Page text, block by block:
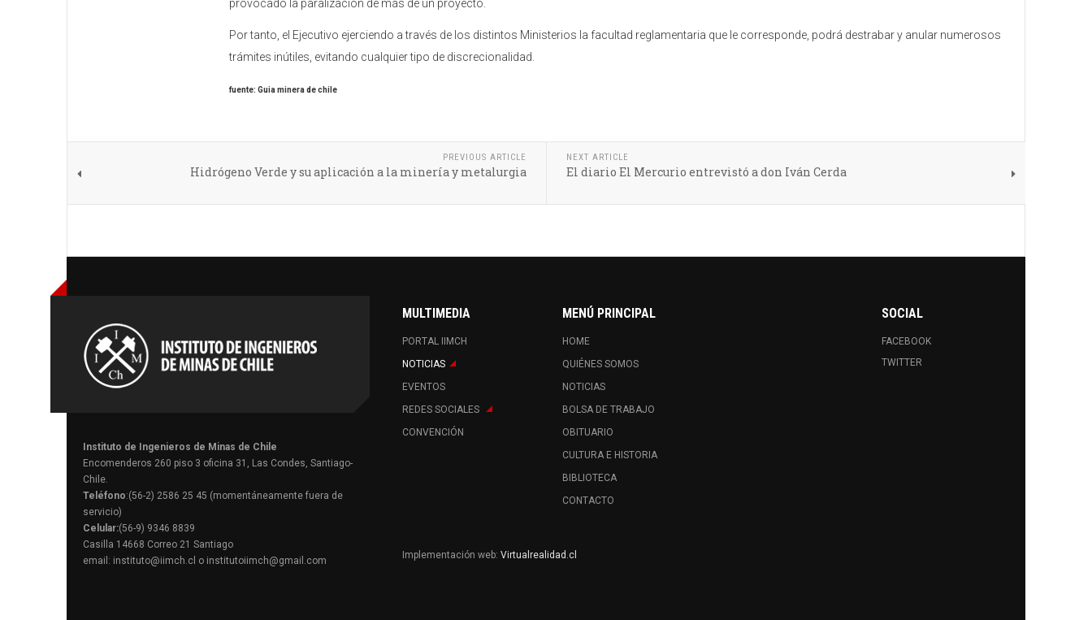
provocado la paralización de más de un proyecto.
Por tanto, el Ejecutivo ejerciendo a través de los distintos Ministerios la facultad reglamentaria que le corresponde, podrá destrabar y anular numerosos
trámites inútiles, evitando cualquier tipo de discrecionalidad.
fuente: Guia minera de chile
PREVIOUS ARTICLE
Hidrógeno Verde y su aplicación a la minería y metalurgia
NEXT ARTICLE
El diario El Mercurio entrevistó a don Iván Cerda
Instituto de Ingenieros de Minas de Chile
Encomenderos 260 piso 3 oficina 31, Las Condes, Santiago-
Chile.
Teléfono:(56-2) 2586 25 45 (momentáneamente fuera de
servicio)
Celular:(56-9) 9346 8839
Casilla 14668 Correo 21 Santiago
email: instituto@iimch.cl o institutoiimch@gmail.com
MULTIMEDIA
PORTAL IIMCH
NOTICIAS
EVENTOS
REDES SOCIALES
CONVENCIÓN
MENÚ PRINCIPAL
HOME
QUIÉNES SOMOS
NOTICIAS
BOLSA DE TRABAJO
OBITUARIO
CULTURA E HISTORIA
BIBLIOTECA
CONTACTO
SOCIAL
FACEBOOK
TWITTER
Implementación web:Virtualrealidad.cl